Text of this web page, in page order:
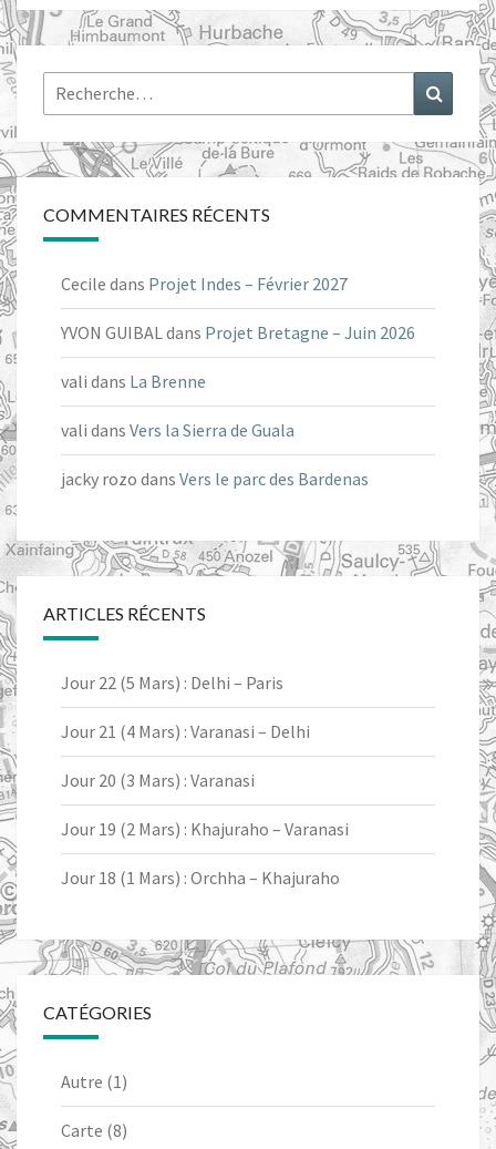
Rechercher :
COMMENTAIRES RÉCENTS
Cecile dans Projet Indes – Février 2027
YVON GUIBALdans Projet Bretagne – Juin 2026
vali dans La Brenne
vali dans Vers la Sierra de Guala
jacky rozo dans Vers le parc des Bardenas
ARTICLES RÉCENTS
Jour 22 (5 Mars) : Delhi – Paris
Jour 21 (4 Mars) : Varanasi – Delhi
Jour 20 (3 Mars) : Varanasi
Jour 19 (2 Mars) : Khajuraho – Varanasi
Jour 18 (1 Mars) : Orchha – Khajuraho
CATÉGORIES
Autre (1)
Carte (8)